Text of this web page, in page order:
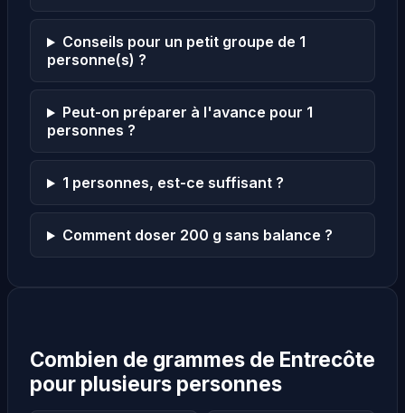
Conseils pour un petit groupe de 1
personne(s) ?
Peut-on préparer à l'avance pour 1
personnes ?
1 personnes, est-ce suffisant ?
Comment doser 200 g sans balance ?
Combien de grammes de Entrecôte
pour plusieurs personnes